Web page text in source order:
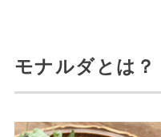
モナルダとは？